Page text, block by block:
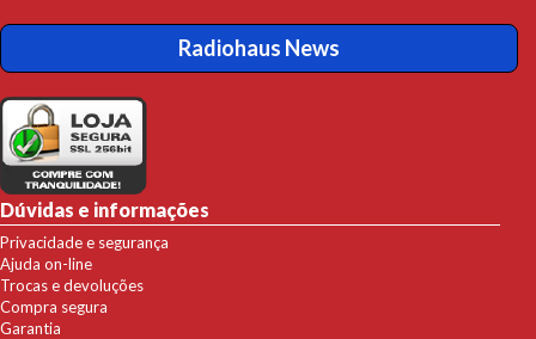
Radiohaus News
Dúvidas e informações
Privacidade e segurança
Ajuda on-line
Trocas e devoluções
Compra segura
Garantia